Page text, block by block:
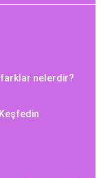
farklar nelerdir?